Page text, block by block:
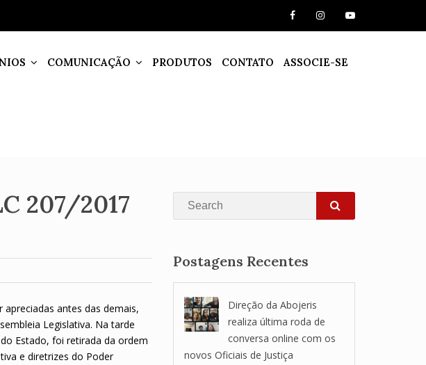
COMUNICAÇÃO PRODUTOS CONTATO ASSOCIE-SE
207/2017
antes das demais,
Legislativa. Na tarde
Estado, foi retirada da ordem
e diretrizes do Poder
Search
SEARCH
Postagens Recentes
Direção da Abojeris
realiza última roda de
conversa online com os
novos Oficiais de Justiça